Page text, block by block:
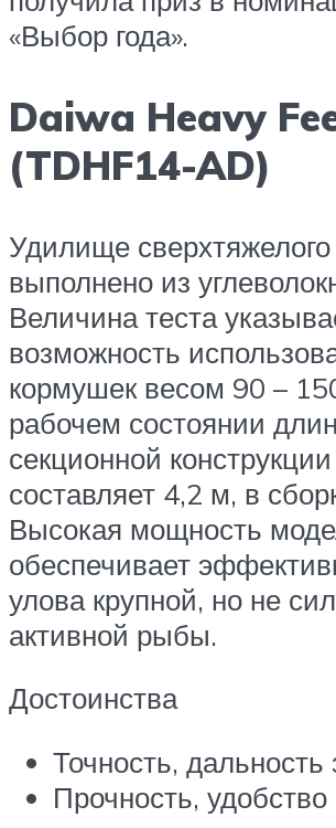
«Выбор года».
Daiwa Heavy
(TDHF14-AD)
Удилище сверхтяжелого
выполнено из
Величина теста
возможность
кормушек весом 90 –
рабочем состоянии
секционной конструкции
составляет 4,2 м, в
Высокая мощность
обеспечивает
улова крупной, но не
активной рыбы.
Достоинства
Точность, дальность
Прочность, удобство